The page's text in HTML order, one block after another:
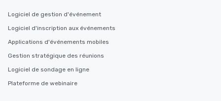
Logiciel de gestion d'événement
Logiciel d'inscription aux événements
Applications d'événements mobiles
Gestion stratégique des réunions
Logiciel de sondage en ligne
Plateforme de webinaire